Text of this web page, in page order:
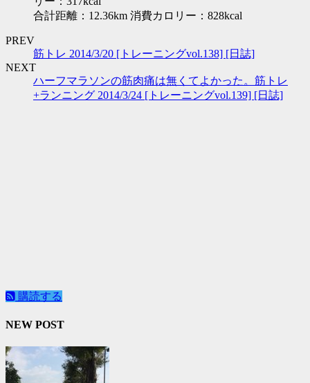
合計距離：12.36km 消費カロリー：828kcal
PREV
筋トレ 2014/3/20 [トレーニングvol.138] [日誌]
NEXT
ハーフマラソンの筋肉痛は無くてよかった。筋トレ
+ランニング 2014/3/24 [トレーニングvol.139] [日誌]
購読する
NEW POST